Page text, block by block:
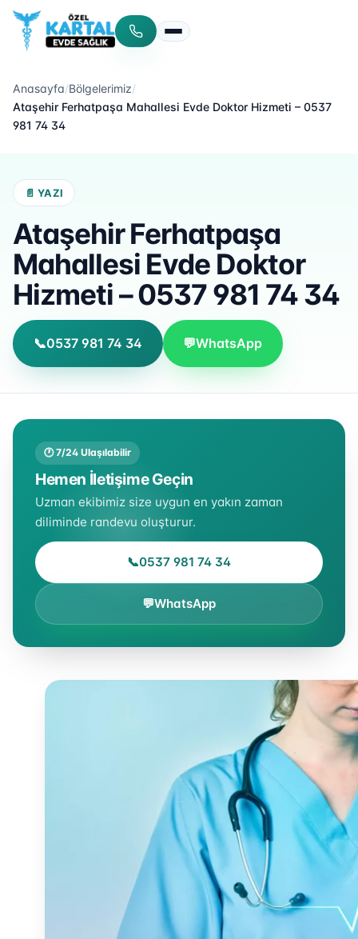
Menüyü aç/kapat
Anasayfa/Bölgelerimiz/
Ataşehir Ferhatpaşa Mahallesi Evde Doktor Hizmeti – 0537
981 74 34
📄 YAZI
Ataşehir Ferhatpaşa
Mahallesi Evde Doktor
Hizmeti – 0537 981 74 34
📞0537 981 74 34 💬WhatsApp
🕐 7/24 Ulaşılabilir
Hemen İletişime Geçin
Uzman ekibimiz size uygun en yakın zaman
diliminde randevu oluşturur.
📞0537 981 74 34
💬WhatsApp